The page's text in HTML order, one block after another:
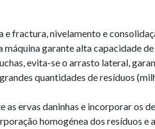
fractura, nivelamento e
garante alta capacidade
evita-se o arrasto lateral,
quantidades de resíduos
ervas daninhas e incorporar os
homogénea dos resíduos e